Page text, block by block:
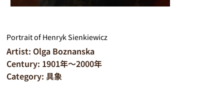
Portrait of Henryk Sienkiewicz
Artist: Olga Boznanska
Century: 1901年～2000年
Category: 具象